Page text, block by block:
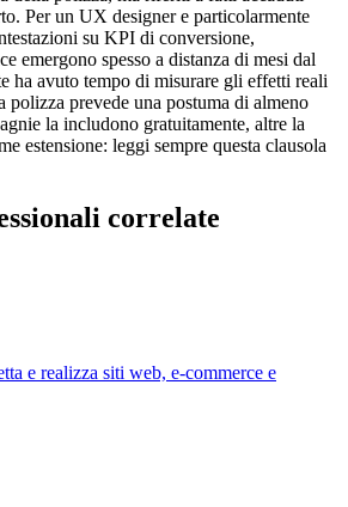
Per un UX designer e particolarmente
su KPI di conversione,
emergono spesso a distanza di mesi dal
ha avuto tempo di misurare gli effetti reali
polizza prevede una postuma di almeno
la includono gratuitamente, altre la
estensione: leggi sempre questa clausola
correlate
e realizza siti web, e-commerce e